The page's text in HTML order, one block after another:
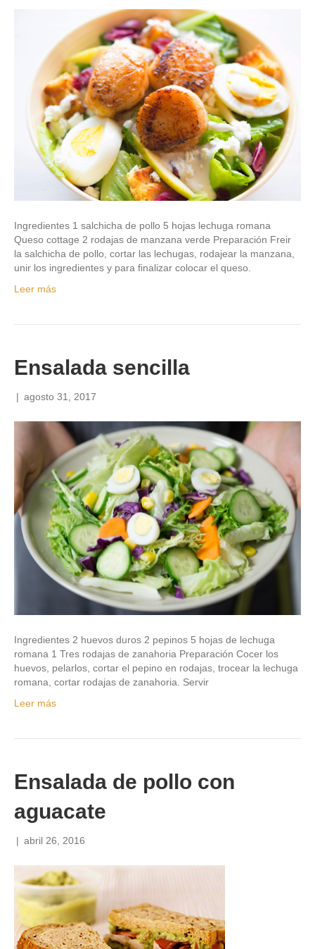
Ingredientes 1 salchicha de pollo 5 hojas lechuga romana
Queso cottage 2 rodajas de manzana verde Preparación Freir
la salchicha de pollo, cortar las lechugas, rodajear la manzana,
unir los ingredientes y para finalizar colocar el queso.
Leer más
Ensalada sencilla
| agosto 31, 2017
Ingredientes 2 huevos duros 2 pepinos 5 hojas de lechuga
romana 1 Tres rodajas de zanahoria Preparación Cocer los
huevos, pelarlos, cortar el pepino en rodajas, trocear la lechuga
romana, cortar rodajas de zanahoria. Servir
Leer más
Ensalada de pollo con
aguacate
| abril 26, 2016